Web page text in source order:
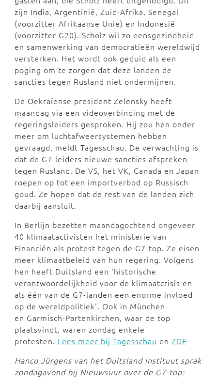
zijn India, Argentinië, Zuid-Afrika, Senegal
(voorzitter Afrikaanse Unie) en Indonesië
(voorzitter G20). Scholz wil zo eensgezindheid
en samenwerking van democratieën wereldwijd
versterken. Het wordt ook geduid als een
poging om te zorgen dat deze landen de
sancties tegen Rusland niet ondermijnen.
De Oekraïense president Zelensky heeft
maandag via een videoverbinding met de
regeringsleiders gesproken. Hij zou hen onder
meer om luchtafweersystemen hebben
gevraagd, meldt Tagesschau. De verwachting is
dat de G7-leiders nieuwe sancties afspreken
tegen Rusland. De VS, het VK, Canada en Japan
roepen op tot een importverbod op Russisch
goud. Ze hopen dat de rest van de landen zich
daarbij aansluit.
In Berlijn bezetten maandagochtend ongeveer
40 klimaatactivisten het ministerie van
Financiën als protest tegen de G7-top. Ze eisen
meer klimaatbeleid van hun regering. Volgens
hen heeft Duitsland een 'historische
verantwoordelijkheid voor de klimaatcrisis en
als één van de G7-landen een enorme invloed
op de wereldpolitiek'. Ook in München
en Garmisch-Partenkirchen, waar de top
plaatsvindt, waren zondag enkele
protesten. Lees meer bij Tagesschau en ZDF
Hanco Jürgens van het Duitsland Instituut sprak
zondagavond bij Nieuwsuur over de G7-top: